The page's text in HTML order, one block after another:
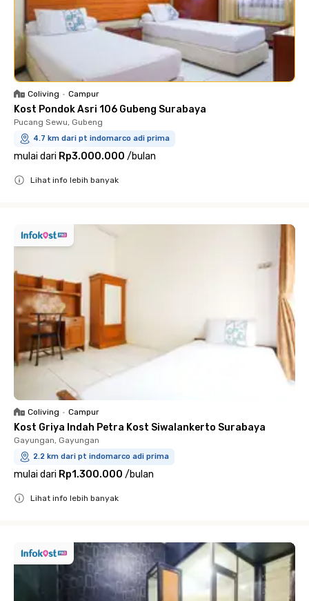
Coliving • Campur
Kost Pondok Asri 106 Gubeng Surabaya
Pucang Sewu, Gubeng
4.7 km dari pt indomarco adi prima
mulai dari Rp3.000.000 /bulan
Lihat info lebih banyak
Coliving • Campur
Kost Griya Indah Petra Kost Siwalankerto Surabaya
Gayungan, Gayungan
2.2 km dari pt indomarco adi prima
mulai dari Rp1.300.000 /bulan
Lihat info lebih banyak